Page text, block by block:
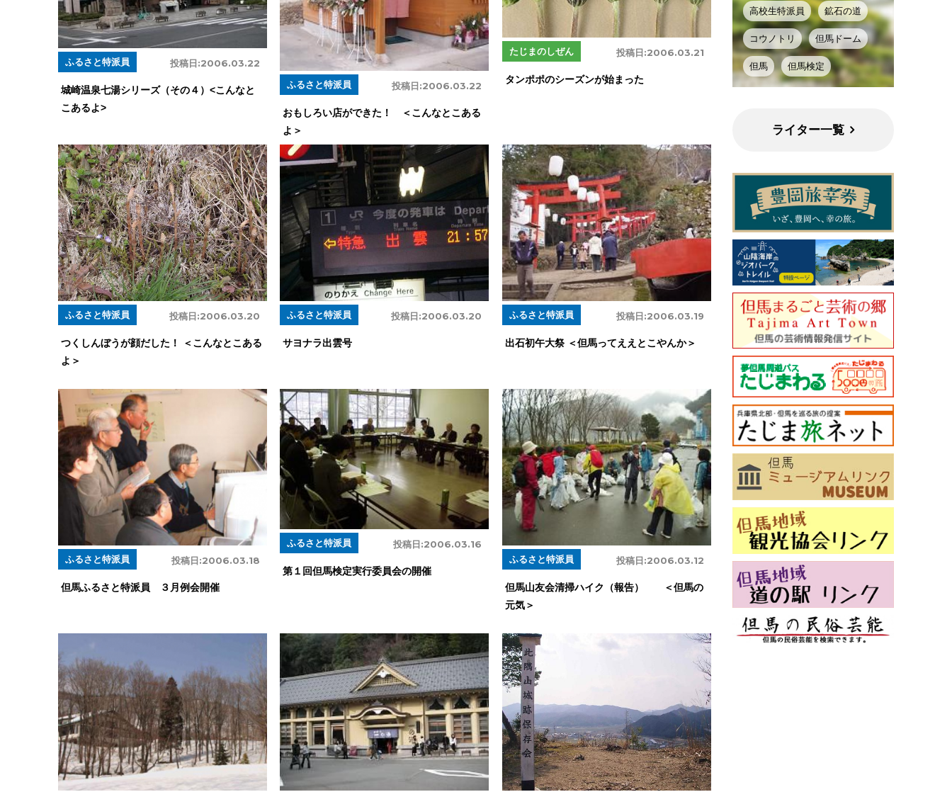
投稿日:2006.03.22
ふるさと特派員
城崎温泉七湯シリーズ（その４）<こんなと
こあるよ>
投稿日:2006.03.22
ふるさと特派員
おもしろい店ができた！ ＜こんなとこある
よ＞
投稿日:2006.03.21
たじまのしぜん
タンポポのシーズンが始まった
投稿日:2006.03.20
ふるさと特派員
つくしんぼうが顔だした！ ＜こんなとこある
よ＞
投稿日:2006.03.20
ふるさと特派員
サヨナラ出雲号
投稿日:2006.03.19
ふるさと特派員
出石初午大祭 ＜但馬ってええとこやんか＞
投稿日:2006.03.18
ふるさと特派員
但馬ふるさと特派員 ３月例会開催
投稿日:2006.03.16
ふるさと特派員
第１回但馬検定実行委員会の開催
投稿日:2006.03.12
ふるさと特派員
但馬山友会清掃ハイク（報告） ＜但馬の
元気＞
高校生特派員 鉱石の道
コウノトリ 但馬ドーム
但馬 但馬検定
ライター一覧